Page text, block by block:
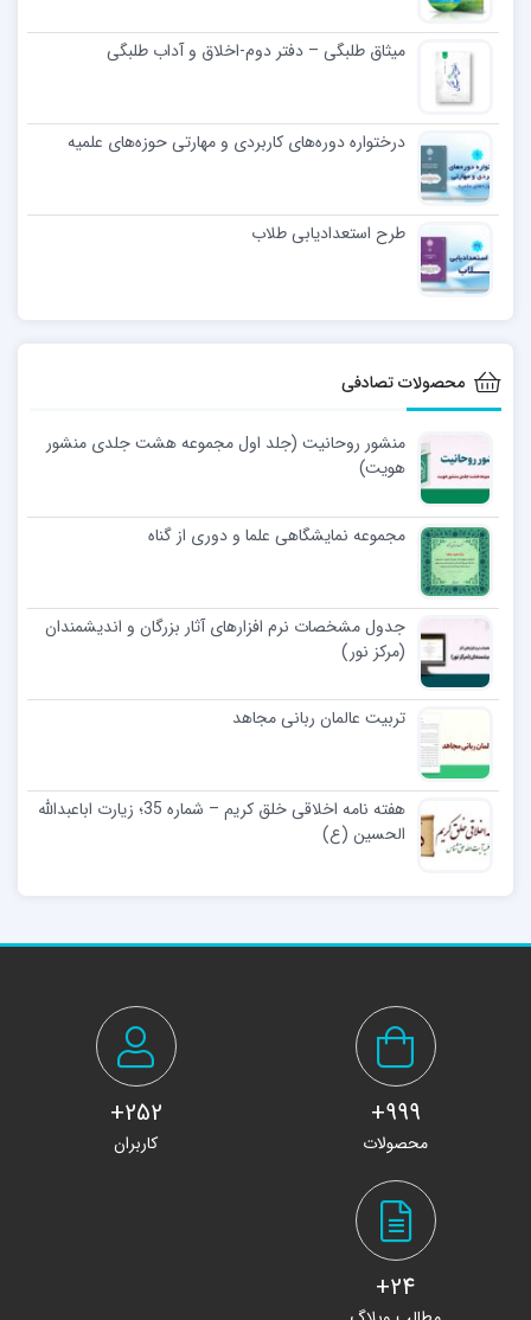
میثاق طلبگی – دفتر دوم-اخلاق و آداب طلبگی
درختواره دوره‌های کاربردی و مهارتی حوزه‌های علمیه
طرح استعدادیابی طلاب
محصولات تصادفی
منشور روحانیت (جلد اول مجموعه هشت جلدی منشور
هویت)
مجموعه نمایشگاهی علما و دوری از گناه
جدول مشخصات نرم افزارهای آثار بزرگان و اندیشمندان
(مرکز نور)
تربیت عالمان ربانی مجاهد
هفته نامه اخلاقی خلق کریم – شماره 35؛ زیارت اباعبدالله
الحسین (ع)
999+
محصولات
252+
کاربران
24+